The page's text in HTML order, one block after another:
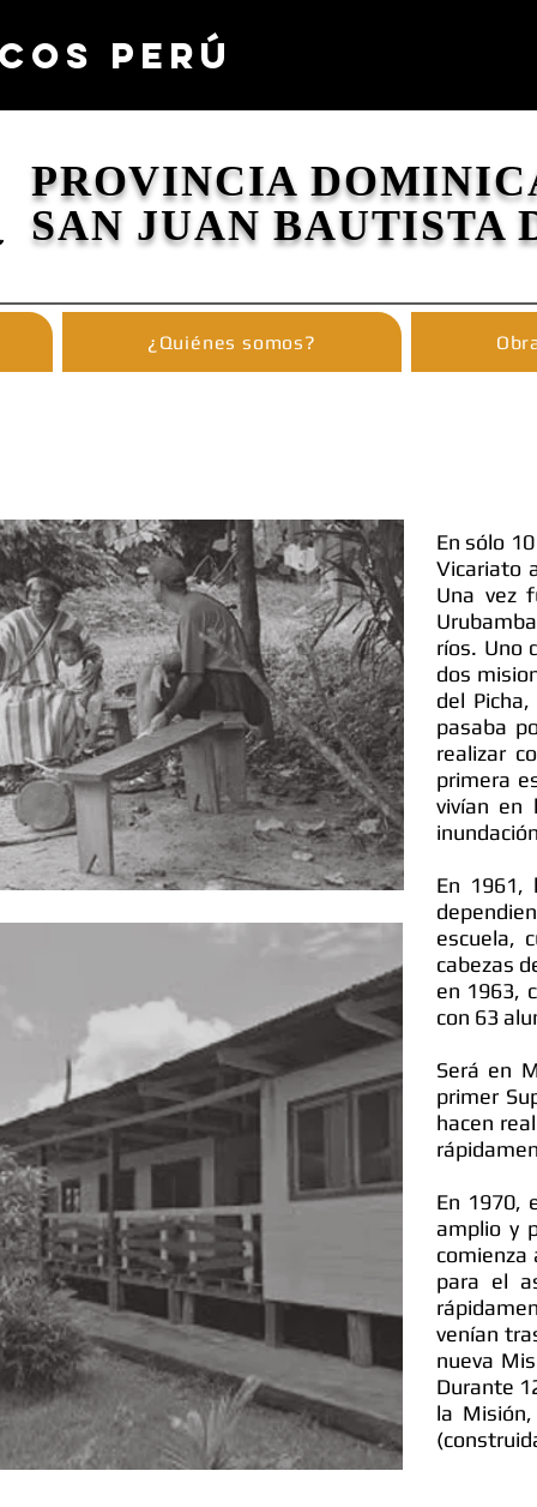
PERÚ
PROVINCIA
SAN JUAN BAUTISTA
¿Quiénes somos?
En sólo
Vicariato
Una vez
ríos. Uno
dos
del
pasaba
realizar
primera
vivían en
En 1961,
escuela,
cabezas
en 1963,
con 63
Será en
primer
hacen
En 1970,
amplio y
comienza
para el
venían
nueva
Durante
la